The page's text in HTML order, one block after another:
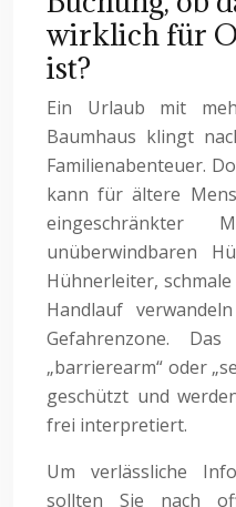
wirklich für
ist?
Ein Urlaub mit
Baumhaus klingt
Familienabenteuer.
kann für ältere
eingeschränkter
unüberwindbaren
Hühnerleiter,
Handlauf
Gefahrenzone.
„barrierearm“ oder
geschützt und
frei interpretiert.
Um verlässliche
sollten Sie nach